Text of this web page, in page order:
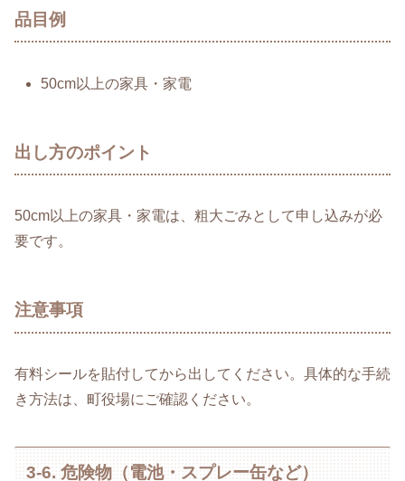
品目例
50cm以上の家具・家電
出し方のポイント
50cm以上の家具・家電は、粗大ごみとして申し込みが必
要です。
注意事項
有料シールを貼付してから出してください。具体的な手続
き方法は、町役場にご確認ください。
3-6. 危険物（電池・スプレー缶など）